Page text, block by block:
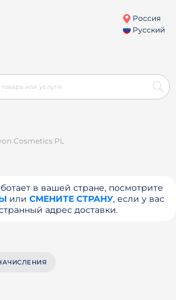
Россия
Русский
Cosmetics PL
в вашей стране, посмотрите
или СМЕНИТЕ СТРАНУ, если у вас
адрес доставки.